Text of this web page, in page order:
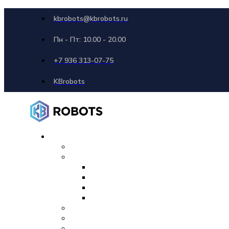
kbrobots@kbrobots.ru
Пн - Пт: 10.00 - 20.00
+7 936 313-07-75
KBrobots